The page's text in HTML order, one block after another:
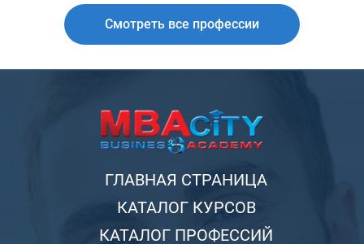
Смотреть все профессии
ГЛАВНАЯ СТРАНИЦА
КАТАЛОГ КУРСОВ
КАТАЛОГ ПРОФЕССИЙ